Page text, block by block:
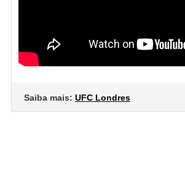
Saiba mais: UFC Londres